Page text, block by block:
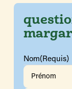
Nom(Requis)